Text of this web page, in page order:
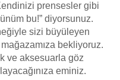
prensesler gibi
bu!” diyorsunuz.
sizi büyüleyen
bekliyoruz.
ve aksesuarla göz
eminiz.